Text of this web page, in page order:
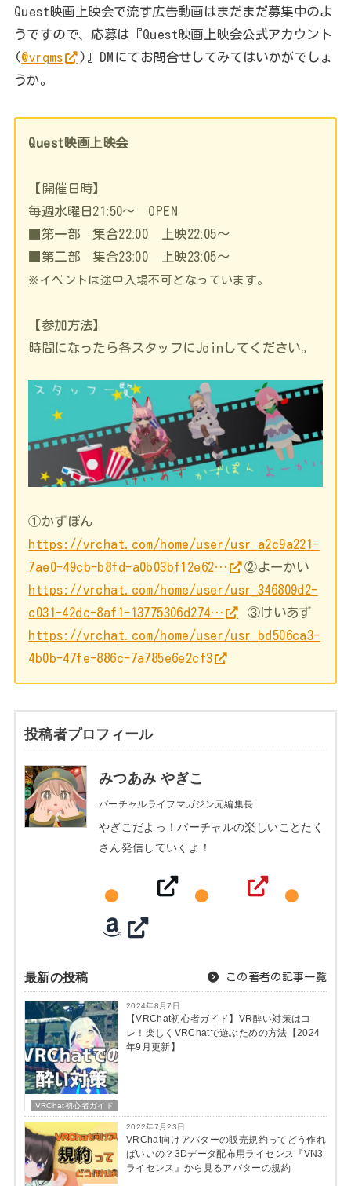
Quest映画上映会で流す広告動画はまだまだ募集中のよ
うですので、応募は『Quest映画上映会公式アカウント
(@vrqms
)』DMにてお問合せしてみてはいかがでしょ
うか。
Quest映画上映会
【開催日時】
毎週水曜日21ː50～ OPEN
■第一部 集合22ː00 上映22ː05～
■第二部 集合23ː00 上映23ː05～
※イベントは途中入場不可となっています。
【参加方法】
時間になったら各スタッフにJoinしてください。
①かずぽん
https://vrchat.com/home/user/usr_a2c9a221-
7ae0-49cb-b8fd-a0b03bf12e62…
②よーかい
https://vrchat.com/home/user/usr_346809d2-
c031-42dc-8af1-13775306d274…
③けいあず
https://vrchat.com/home/user/usr_bd506ca3-
4b0b-47fe-886c-7a785e6e2cf3
投稿者プロフィール
みつあみ やぎこ
バーチャルライフマガジン元編集長
やぎこだよっ！バーチャルの楽しいことたく
さん発信していくよ！
最新の投稿 この著者の記事一覧
VRChat初心者ガイド
2024年8月7日
【VRChat初心者ガイド】VR酔い対策はコ
レ！楽しくVRChatで遊ぶための方法【2024
年9月更新】
2022年7月23日
VRChat向けアバターの販売規約ってどう作れ
ばいいの？3Dデータ配布用ライセンス『VN3
ライセンス』から見るアバターの規約